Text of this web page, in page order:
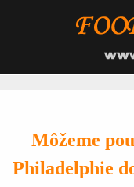
Môžeme
Philadelphie